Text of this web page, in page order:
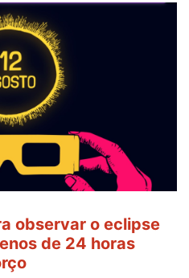
observar o eclipse
de 24 horas